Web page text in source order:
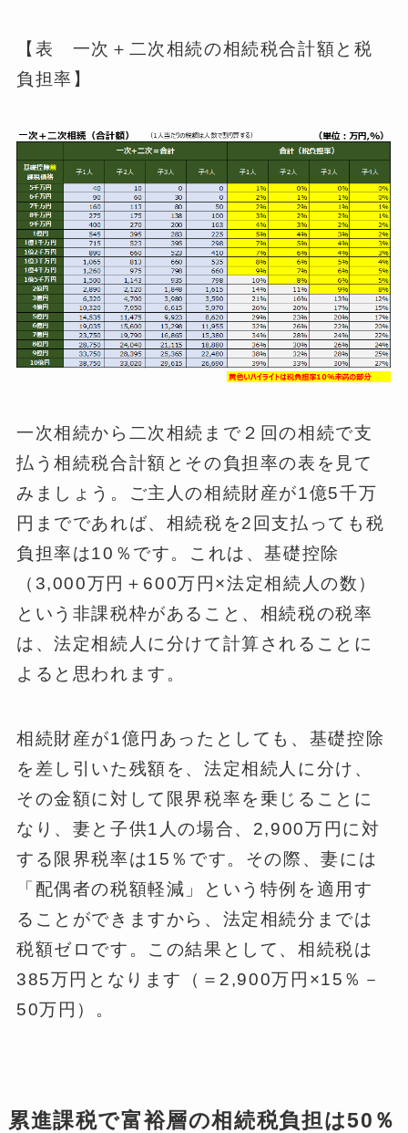
【表 一次＋二次相続の相続税合計額と税
負担率】
一次相続から二次相続まで２回の相続で支
払う相続税合計額とその負担率の表を見て
みましょう。ご主人の相続財産が1億5千万
円までであれば、相続税を2回支払っても税
負担率は10％です。これは、基礎控除
（3,000万円＋600万円×法定相続人の数）
という非課税枠があること、相続税の税率
は、法定相続人に分けて計算されることに
よると思われます。
相続財産が1億円あったとしても、基礎控除
を差し引いた残額を、法定相続人に分け、
その金額に対して限界税率を乗じることに
なり、妻と子供1人の場合、2,900万円に対
する限界税率は15％です。その際、妻には
「配偶者の税額軽減」という特例を適用す
ることができますから、法定相続分までは
税額ゼロです。この結果として、相続税は
385万円となります（＝2,900万円×15％－
50万円）。
累進課税で富裕層の相続税負担は50％